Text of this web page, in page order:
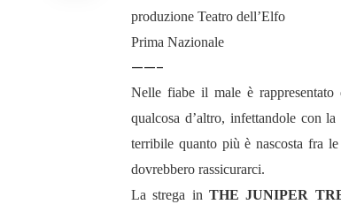
produzione Teatro dell’Elfo
Prima Nazionale
——-
Nelle fiabe il male è rappresentato
qualcosa d’altro, infettandole con
terribile quanto più è nascosta fra
dovrebbero rassicurarci.
La strega inTHE JUNIPER